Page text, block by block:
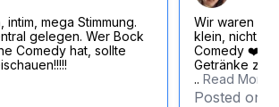
intim, mega Stimmung.
gelegen. Wer Bock
Comedy hat, sollte
Wir waren
klein, nicht zu
Comedy ❤️
Getränke
.. Read More
Posted on